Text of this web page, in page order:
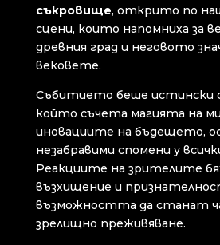
съкровище, открито по
сцени, които напомниха за
древния град и неговото
вековете.
Събитието беше истински
който съчета магията на
иновациите на бъдещето,
незабравими спомени у
Реакциите на зрителите
възхищение и
възможността да станат
зрелищно преживяване.